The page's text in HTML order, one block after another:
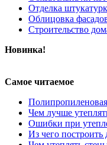
Отделка
Облицовка
Строительство
Новинка!
Самое читаемое
Чем лучше
Ошибки при
Из чего